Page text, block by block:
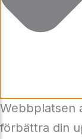
Webbplatsen
förbättra din